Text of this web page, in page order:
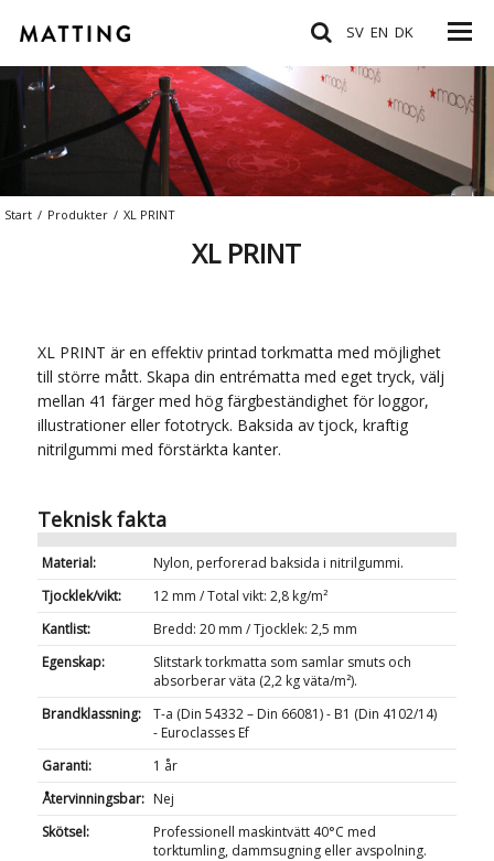
SV EN DK
Start / Produkter / XL PRINT
XL PRINT
XL PRINT är en effektiv printad torkmatta med möjlighet
till större mått. Skapa din entrématta med eget tryck, välj
mellan 41 färger med hög färgbeständighet för loggor,
illustrationer eller fototryck. Baksida av tjock, kraftig
nitrilgummi med förstärkta kanter.
Teknisk fakta
Material:
Nylon, perforerad baksida i nitrilgummi.
Tjocklek/vikt:
12 mm / Total vikt: 2,8 kg/m²
Kantlist:
Bredd: 20 mm / Tjocklek: 2,5 mm
Egenskap:
Slitstark torkmatta som samlar smuts och
absorberar väta (2,2 kg väta/m²).
Brandklassning:
T-a (Din 54332 – Din 66081) - B1 (Din 4102/14)
- Euroclasses Ef
Garanti:
1 år
Återvinningsbar: Nej
Skötsel:
Professionell maskintvätt 40°C med
torktumling, dammsugning eller avspolning.